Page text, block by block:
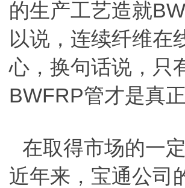
的生产工艺造就
以说，连续纤维在
心，换句话说，只
BWFRP管才是真
在取得市场的一
近年来，宝通公司